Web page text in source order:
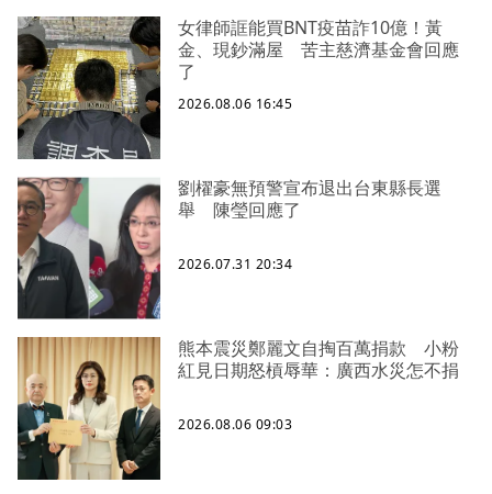
女律師誆能買BNT疫苗詐10億！黃
金、現鈔滿屋 苦主慈濟基金會回應
了
2026.08.06 16:45
劉櫂豪無預警宣布退出台東縣長選
舉 陳瑩回應了
2026.07.31 20:34
熊本震災鄭麗文自掏百萬捐款 小粉
紅見日期怒槓辱華：廣西水災怎不捐
2026.08.06 09:03